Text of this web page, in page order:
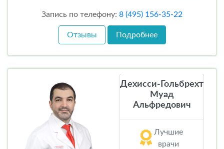
Запись по телефону: 8 (495) 156-35-22
Отзывы Подробнее
Дехисси-Гольбрехт
Муад
Альфредович
Лучшие
врачи